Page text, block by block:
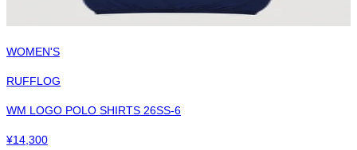
WOMEN'S
RUFFLOG
WM LOGO POLO SHIRTS 26SS-6
¥14,300